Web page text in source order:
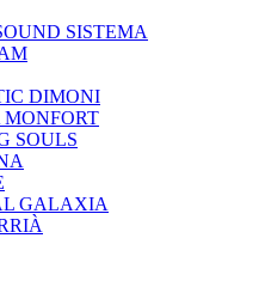
SISTEMA
DIMONI
SOULS
GALAXIA